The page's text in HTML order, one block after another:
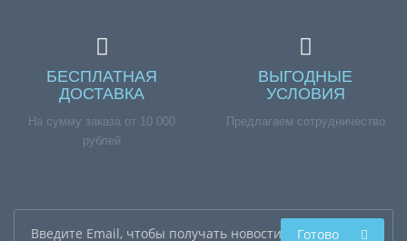
БЕСПЛАТНАЯ
ДОСТАВКА
На сумму заказа от 10 000
рублей
ВЫГОДНЫЕ
УСЛОВИЯ
Предлагаем сотрудничество
Готово